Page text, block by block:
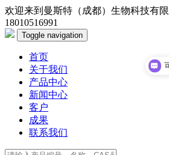
欢迎来到曼斯特（成都）生物科技有限
18010516991
Toggle navigation
首页
关于我们
产品中心
新闻中心
客户
成果
联系我们